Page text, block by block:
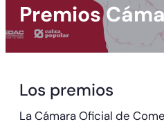
Premios
Los premios
La Cámara Oficial de